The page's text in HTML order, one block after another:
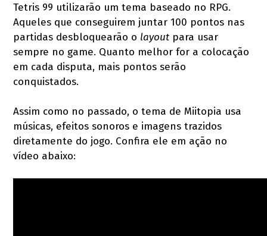
Tetris 99 utilizarão um tema baseado no RPG.
Aqueles que conseguirem juntar 100 pontos nas
partidas desbloquearão o layout para usar
sempre no game. Quanto melhor for a colocação
em cada disputa, mais pontos serão
conquistados.
Assim como no passado, o tema de Miitopia usa
músicas, efeitos sonoros e imagens trazidos
diretamente do jogo. Confira ele em ação no
vídeo abaixo: